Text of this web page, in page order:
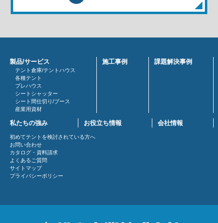
製品/サービス
テント倉庫/テントハウス
各種テント
プレハウス
シートシャッター
シート間仕切り/ブース
産業用資材
施工事例 課題解決事例
私たちの強み お役立ち情報 会社情報
初めてテントを検討されている方へ
お問い合わせ
カタログ・資料請求
よくあるご質問
サイトマップ
プライバシーポリシー